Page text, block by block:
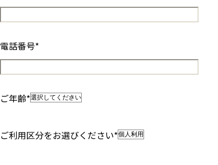
電話番号*
ご年齢*
ご利用区分をお選びください*